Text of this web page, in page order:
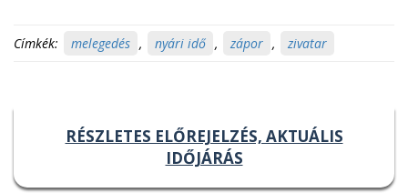
Címkék: melegedés , nyári idő , zápor , zivatar
RÉSZLETES ELŐREJELZÉS, AKTUÁLIS
IDŐJÁRÁS